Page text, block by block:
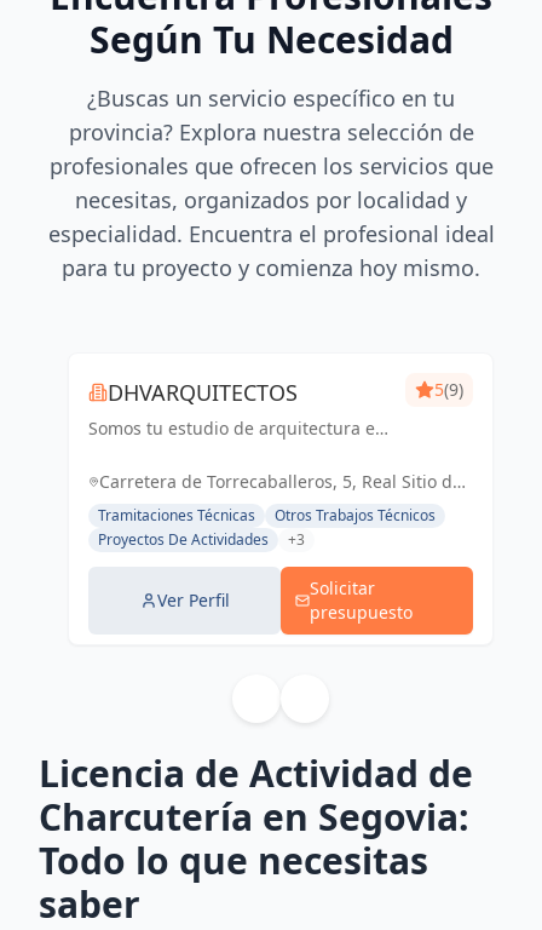
Según Tu Necesidad
¿Buscas un servicio específico en tu
provincia? Explora nuestra selección de
profesionales que ofrecen los servicios que
necesitas, organizados por localidad y
especialidad. Encuentra el profesional ideal
para tu proyecto y comienza hoy mismo.
DHVARQUITECTOS
Somos tu estudio de arquitectura en
5(9)
Carretera de Torrecaballeros, 5, Real Sitio de
San Ildefonso, España, España
Tramitaciones Técnicas
Otros Trabajos Técnicos
Proyectos De Actividades
+3
Ver Perfil
Solicitar
presupuesto
Licencia de Actividad de
Charcutería en Segovia:
Todo lo que necesitas
saber